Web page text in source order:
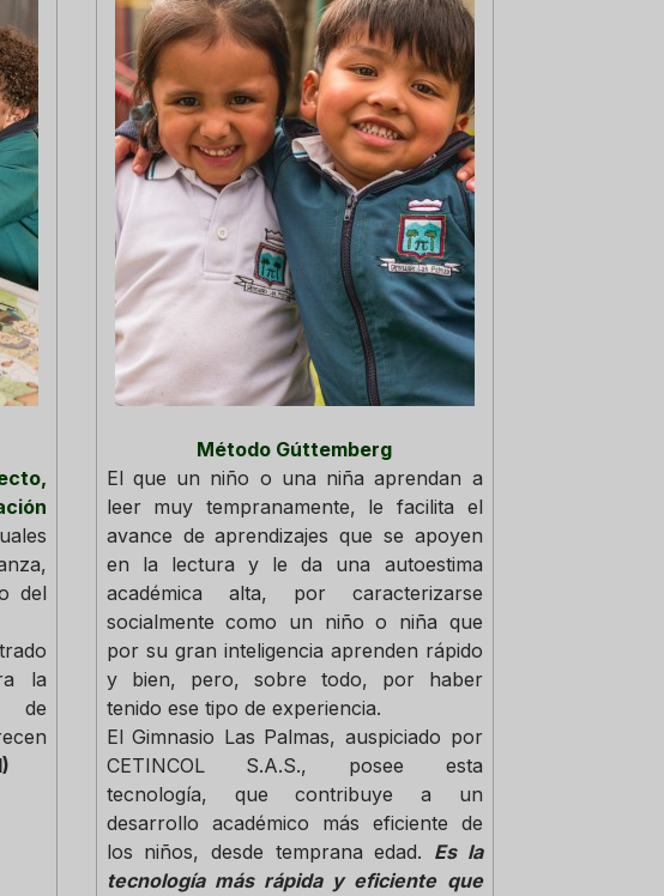
del
la
de
Método Gúttemberg
El que un niño o una niña aprendan a
leer muy tempranamente, le facilita el
avance de aprendizajes que se apoyen
en la lectura y le da una autoestima
académica alta, por caracterizarse
socialmente como un niño o niña que
por su gran inteligencia aprenden rápido
y bien, pero, sobre todo, por haber
tenido ese tipo de experiencia.
El Gimnasio Las Palmas, auspiciado por
CETINCOL S.A.S., posee esta
tecnología, que contribuye a un
desarrollo académico más eficiente de
los niños, desde temprana edad. Es la
tecnología más rápida y eficiente que